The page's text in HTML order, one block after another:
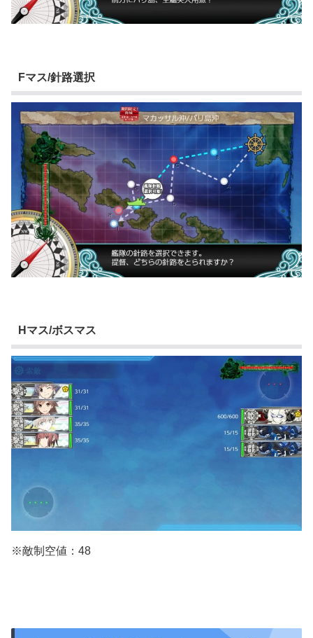
Fマス/針路選択
Hマス/ボスマス
※敵制空値：48